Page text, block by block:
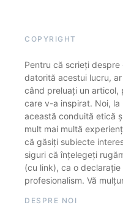
COPYRIGHT
Pentru că scrieți
datorită acestui lucru,
când preluați un articol,
care v-a inspirat. Noi, la
această conduită etică
mult mai multă
că găsiți subiecte
siguri că înțelegeți
(cu link), ca o
profesionalism. Vă
DESPRE NOI